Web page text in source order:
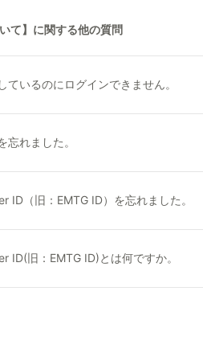
て】に関する他の質問
ているのにログインできません。
忘れました。
ID（旧：EMTG ID）を忘れました。
ID(旧：EMTG ID)とは何ですか。